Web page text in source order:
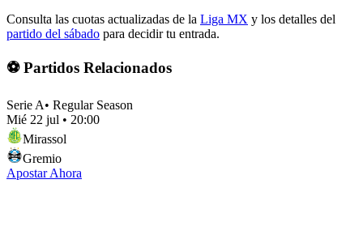
Consulta las cuotas actualizadas de la Liga MX y los detalles del
partido del sábado para decidir tu entrada.
⚽ Partidos Relacionados
Serie A• Regular Season
Mié 22 jul • 20:00
Mirassol
Gremio
Apostar Ahora